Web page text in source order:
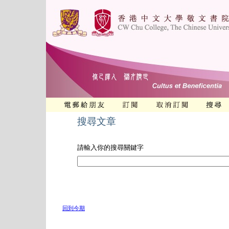
搜尋文章
請輸入你的搜尋關鍵字
回到今期